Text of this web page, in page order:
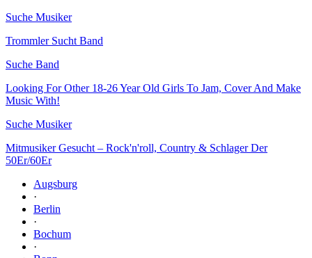
Suche Musiker
Trommler Sucht Band
Suche Band
Looking For Other 18-26 Year Old Girls To Jam, Cover And Make
Music With!
Suche Musiker
Mitmusiker Gesucht – Rock'n'roll, Country & Schlager Der
50Er/60Er
Augsburg
·
Berlin
·
Bochum
·